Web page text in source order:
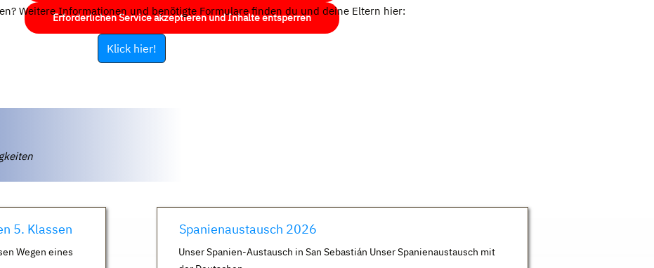
Erforderlichen Service akzeptieren und Inhalte entsperren
Weitere Informationen und benötigte Formulare finden du und deine Eltern hier:
Klick hier!
5. Klassen
Wegen eines
Spanienaustausch 2026
Unser Spanien-Austausch in San Sebastián Unser Spanienaustausch mit